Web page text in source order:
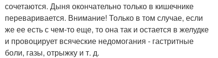
сочетаются. Дыня окончательно только в кишечнике
переваривается. Внимание! Только в том случае, если
же ее есть с чем-то еще, то она так и остается в желудке
и провоцирует всяческие недомогания - гастритные
боли, газы, отрыжку и т. д.